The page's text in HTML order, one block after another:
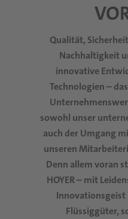
Qualität,
Nachhaltigkeit
innovative
Technologien –
sowohl unser
auch der Umgang
unseren
Denn allem voran
HOYER – mit
Innovationsgeist
Flüssiggüter,